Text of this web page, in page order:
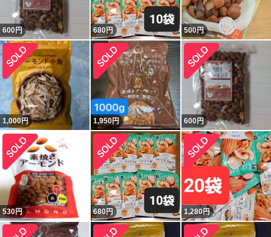
600円 680円 500円
1,000円 1,950円 600円
530円 680円 1,280円